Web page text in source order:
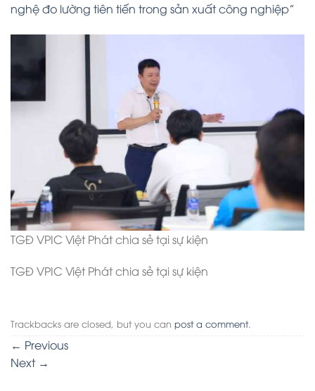
nghệ đo lường tiên tiến trong sản xuất công nghiệp”
TGĐ VPIC Việt Phát chia sẻ tại sự kiện
TGĐ VPIC Việt Phát chia sẻ tại sự kiện
Trackbacks are closed, but you can post a comment.
← Previous
Next →